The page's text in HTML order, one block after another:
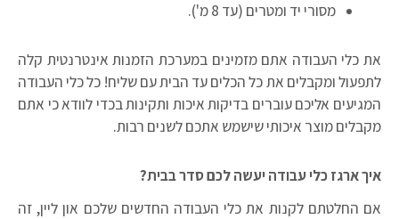
מסורי יד ומטרים (עד 8 מ').
את כלי העבודה אתם מזמינים במערכת הזמנות אינטרנטית קלה
לתפעול ומקבלים את כל הכלים עד הבית עם שליח! כל כלי העבודה
המגיעים אליכם עוברים בדיקות איכות ותקינות בכדי לוודא כי אתם
מקבלים מוצר איכותי שישמש אתכם לשנים רבות.
איך ארגז כלי עבודה יעשה לכם סדר בבית?
אם החלטתם לקנות את כלי העבודה החדשים שלכם און ליין, זה